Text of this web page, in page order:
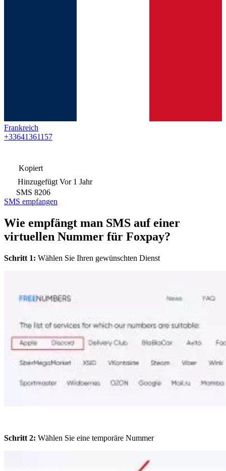
Frankreich
+33641361157
Kopiert
Hinzugefügt Vor 1 Jahr
SMS 8206
SMS empfangen
Wie empfängt man SMS auf einer
virtuellen Nummer für Foxpay?
Schritt 1: Wählen Sie Ihren gewünschten Dienst
Schritt 2: Wählen Sie eine temporäre Nummer